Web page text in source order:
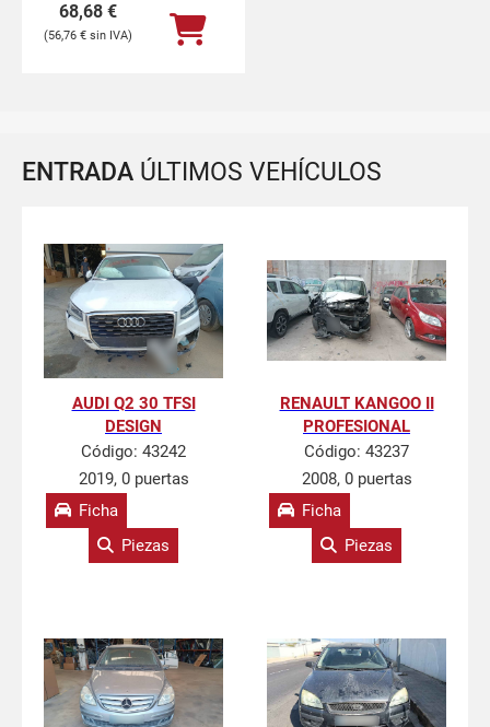
68,68 €
56,76 €
ENTRADA ÚLTIMOS VEHÍCULOS
AUDI Q2 30 TFSI
DESIGN
Código: 43242
2019, 0 puertas
Ficha
Piezas
RENAULT KANGOO II
PROFESIONAL
Código: 43237
2008, 0 puertas
Ficha
Piezas